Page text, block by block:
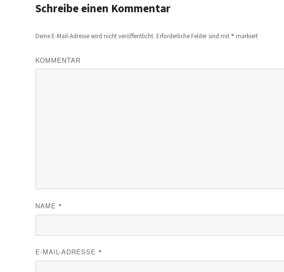
Schreibe einen Kommentar
Deine E-Mail-Adresse wird nicht veröffentlicht. Erforderliche Felder sind mit * markiert
KOMMENTAR
NAME *
E-MAIL-ADRESSE *